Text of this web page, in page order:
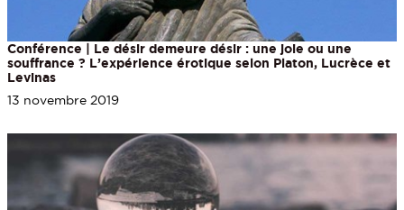
Conférence | Le désir demeure désir : une joie ou une
souffrance ? L’expérience érotique selon Platon, Lucrèce et
Levinas
13 novembre 2019